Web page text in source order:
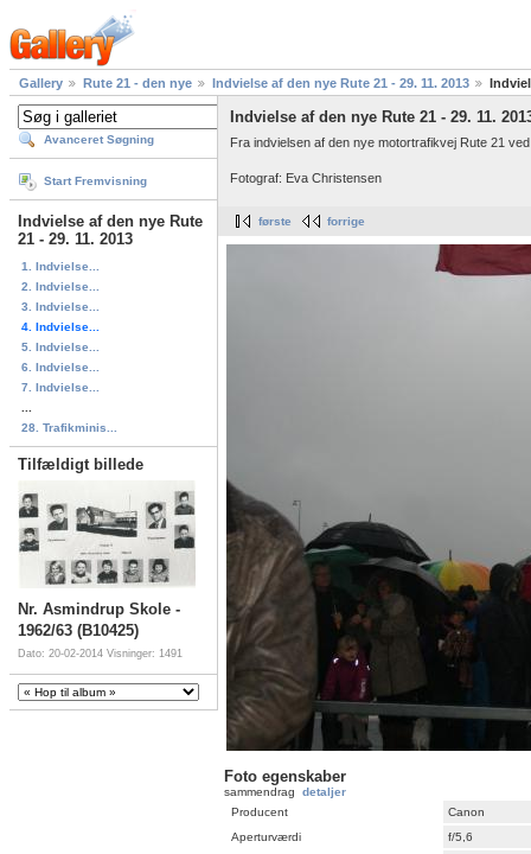
Gallery Rute 21 - den nye Indvielse af den nye Rute 21 - 29. 11. 2013
Avanceret Søgning
Start Fremvisning
Indvielse af den nye Rute
21 - 29. 11. 2013
1. Indvielse...
2. Indvielse...
3. Indvielse...
4. Indvielse...
5. Indvielse...
6. Indvielse...
7. Indvielse...
28. Trafikminis...
Tilfældigt billede
Nr. Asmindrup Skole -
1962/63 (B10425)
Dato: 20-02-2014 Visninger: 1491
Indvielse af den nye Rute 21 - 29. 11.
Fra indvielsen af den nye motortrafikvej Rute 21
Fotograf: Eva Christensen
første forrige
Foto egenskaber
sammendrag detaljer
Producent
Canon
Aperturværdi
f/5,6